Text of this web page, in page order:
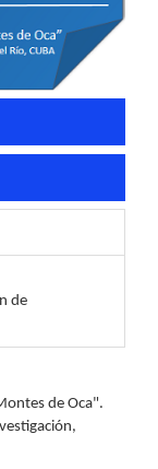
de
de Oca".